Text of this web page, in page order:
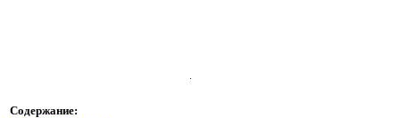
Содержание: